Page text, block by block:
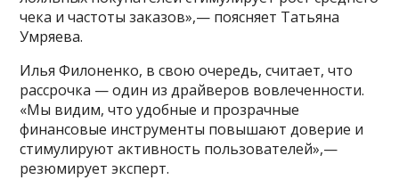
чека и частоты заказов»,— поясняет Татьяна
Умряева.
Илья Филоненко, в свою очередь, считает, что
рассрочка — один из драйверов вовлеченности.
«Мы видим, что удобные и прозрачные
финансовые инструменты повышают доверие и
стимулируют активность пользователей»,—
резюмирует эксперт.